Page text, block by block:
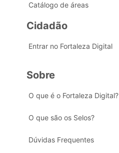
Catálogo de áreas
Cidadão
Entrar no Fortaleza Digital
Sobre
O que é o Fortaleza Digital?
O que são os Selos?
Dúvidas Frequentes